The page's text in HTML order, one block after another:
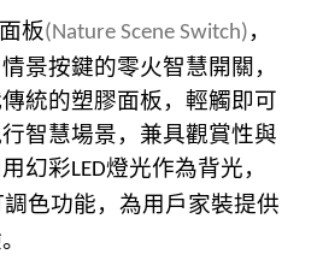
板(Nature Scene Switch) ，
景按鍵的零火智慧開關，
統的塑膠面板，輕觸即可
智慧場景，兼具觀賞性與
幻彩LED燈光作為背光，
色功能，為用戶家裝提供